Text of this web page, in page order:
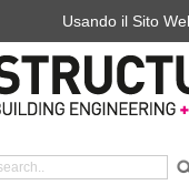
Usando il Sito